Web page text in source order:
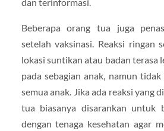
Beberapa orang tua juga
setelah vaksinasi. Reaksi ringan
lokasi suntikan atau badan terasa
pada sebagian anak, namun
semua anak. Jika ada reaksi yang
tua biasanya disarankan untuk
dengan tenaga kesehatan agar